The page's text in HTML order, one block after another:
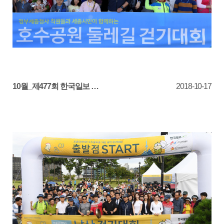
10월_제477회 한국일보 거북이마라톤 '호수공원 둘레… 2018-10-17